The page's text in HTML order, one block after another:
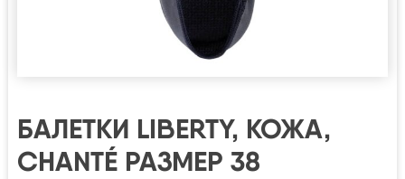
БАЛЕТКИ LIBERTY, КОЖА,
CHANTÉ РАЗМЕР 38